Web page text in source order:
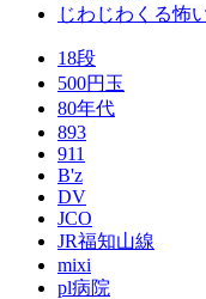
じわじわくる怖
18段
500円玉
80年代
893
911
B'z
DV
JCO
JR福知山線
mixi
pl病院